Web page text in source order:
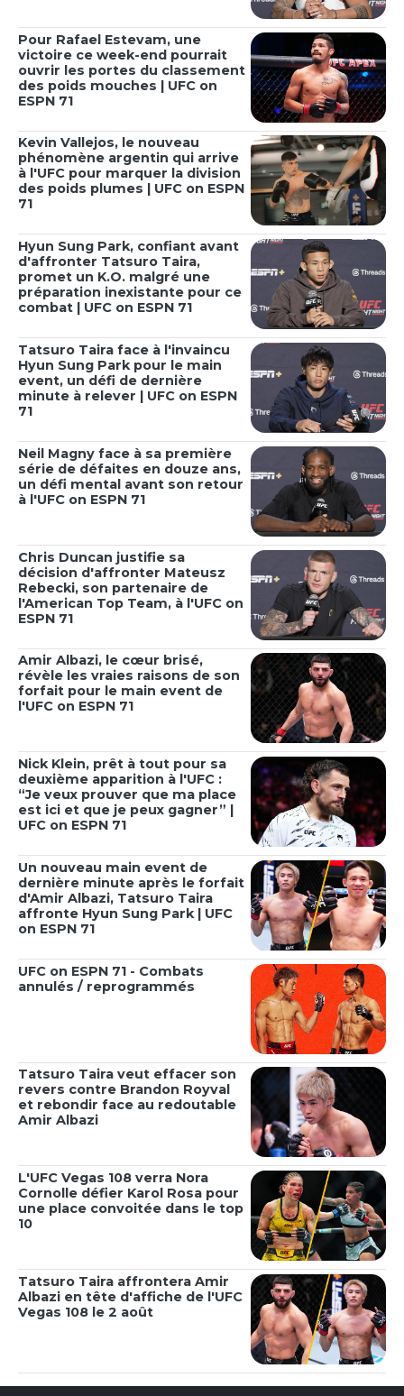
Pour Rafael Estevam, une
victoire ce week-end pourrait
ouvrir les portes du classement
des poids mouches | UFC on
ESPN 71
Kevin Vallejos, le nouveau
phénomène argentin qui arrive
à l'UFC pour marquer la division
des poids plumes | UFC on ESPN
71
Hyun Sung Park, confiant avant
d'affronter Tatsuro Taira,
promet un K.O. malgré une
préparation inexistante pour ce
combat | UFC on ESPN 71
Tatsuro Taira face à l'invaincu
Hyun Sung Park pour le main
event, un défi de dernière
minute à relever | UFC on ESPN
71
Neil Magny face à sa première
série de défaites en douze ans,
un défi mental avant son retour
à l'UFC on ESPN 71
Chris Duncan justifie sa
décision d'affronter Mateusz
Rebecki, son partenaire de
l'American Top Team, à l'UFC on
ESPN 71
Amir Albazi, le cœur brisé,
révèle les vraies raisons de son
forfait pour le main event de
l'UFC on ESPN 71
Nick Klein, prêt à tout pour sa
deuxième apparition à l'UFC :
“Je veux prouver que ma place
est ici et que je peux gagner” |
UFC on ESPN 71
Un nouveau main event de
dernière minute après le forfait
d'Amir Albazi, Tatsuro Taira
affronte Hyun Sung Park | UFC
on ESPN 71
UFC on ESPN 71 - Combats
annulés / reprogrammés
Tatsuro Taira veut effacer son
revers contre Brandon Royval
et rebondir face au redoutable
Amir Albazi
L'UFC Vegas 108 verra Nora
Cornolle défier Karol Rosa pour
une place convoitée dans le top
10
Tatsuro Taira affrontera Amir
Albazi en tête d'affiche de l'UFC
Vegas 108 le 2 août